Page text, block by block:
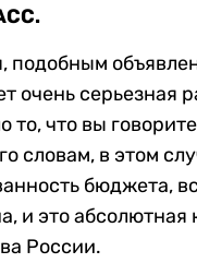
подобным
очень серьезная
то, что вы
словам, в этом
бюджета,
и это абсолютная
России.